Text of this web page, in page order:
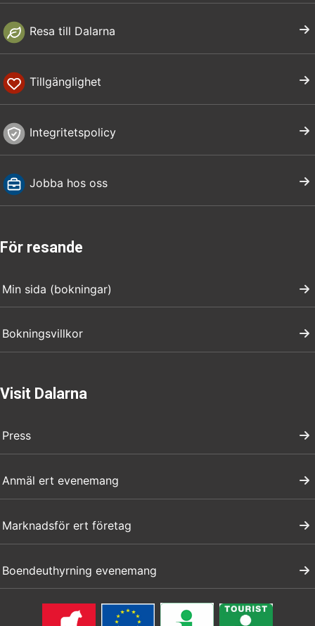
Resa till Dalarna
Tillgänglighet
Integritetspolicy
Jobba hos oss
För resande
Min sida (bokningar)
Bokningsvillkor
Visit Dalarna
Press
Anmäl ert evenemang
Marknadsför ert företag
Boendeuthyrning evenemang